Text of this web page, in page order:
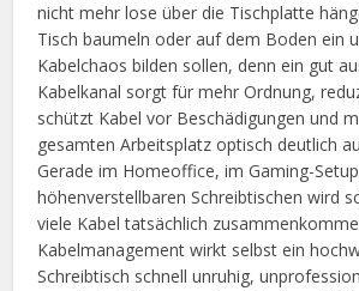
nicht mehr lose über die Tischplatte
Tisch baumeln oder auf dem Boden ein
Kabelchaos bilden sollen, denn ein gut
Kabelkanal sorgt für mehr Ordnung,
schützt Kabel vor Beschädigungen und
gesamten Arbeitsplatz optisch deutlich
Gerade im Homeoffice, im Gaming-
höhenverstellbaren Schreibtischen wird
viele Kabel tatsächlich
Kabelmanagement wirkt selbst ein
Schreibtisch schnell unruhig,